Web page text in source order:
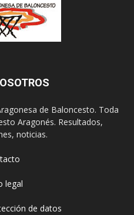
de Baloncesto. Toda
Aragonés. Resultados,
noticias.
legal
de datos